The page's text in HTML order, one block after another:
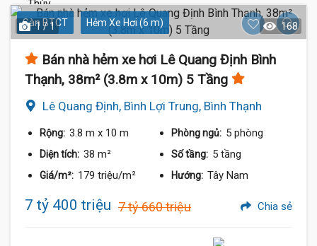
Sàn BTCT Hẻm Xe Hơi (6 m)
1 / 1 168
Bán nhà hẻm xe hơi Lê Quang Định Bình
Thạnh, 38m² (3.8m x 10m) 5 Tầng
Lê Quang Định, Bình Lợi Trung, Bình Thạnh
Rộng: 3.8 m x 10 m Phòng ngủ: 5 phòng
Diện tích: 38 m² Số tầng: 5 tầng
Giá/m²: 179 triệu/m² Hướng: Tây Nam
7 tỷ 400 triệu 7 tỷ 660 triệu Chia sẻ